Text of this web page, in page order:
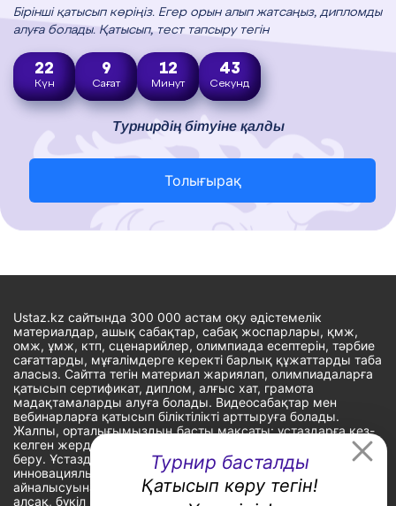
Турнир басталды
Қатысып көру тегін!
Бірінші қатысып көріңіз. Егер орын алып жатсаңыз, дипломды
алуға болады. Қатысып, тест тапсыру тегін
22
Күн
9
Сағат
12
Минут
42
Секунд
Турнирдің бітуіне қалды
Толығырақ
Ustaz.kz сайтында 300 000 астам оқу әдістемелік
материалдар, ашық сабақтар, сабақ жоспарлары, қмж,
омж, ұмж, ктп, сценарийлер, олимпиада есептерін, тәрбие
сағаттарды, мұғалімдерге керекті барлық құжаттарды таба
аласыз. Сайтта тегін материал жариялап, олимпиадаларға
қатысып сертификат, диплом, алғыс хат, грамота
мадақтамаларды алуға болады. Видеосабақтар мен
вебинарларға қатысып біліктілікті арттыруға болады.
Жалпы, орталығымыздың басты мақсаты: ұстаздарға кез-
келген жерде, кез-келген уақытта білім алуына мүмкіндік
беру. Ұстаздардың барлық өзекті мәселелеріне
инновациялық шешім тауып, шығармашылық жұмыспен
айналысуына уақыт сыйлау. «Ұстаздарға сапалы білім бере
алсақ, бүкіл Қазақ еліне білім бере аламыз» - деген